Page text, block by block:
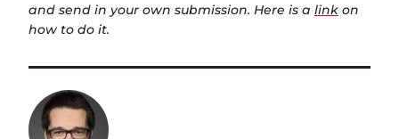
and send in your own submission. Here is a link on
how to do it.